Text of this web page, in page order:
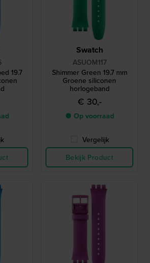
19.7
Swatch
ASUOM117
Shimmer Green 19.7 mm
Groene siliconen
horlogeband
€ 30,-
● Op voorraad
Vergelijk
Bekijk Product